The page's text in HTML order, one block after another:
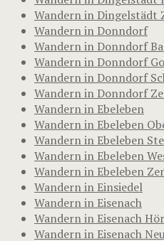
Wandern in Dingelstädt
Wandern in Donndorf
Wandern in Donndorf
Wandern in Donndorf
Wandern in Donndorf
Wandern in Donndorf
Wandern in Ebeleben
Wandern in Ebeleben
Wandern in Ebeleben
Wandern in Ebeleben
Wandern in Ebeleben
Wandern in Einsiedel
Wandern in Eisenach
Wandern in Eisenach
Wandern in Eisenach